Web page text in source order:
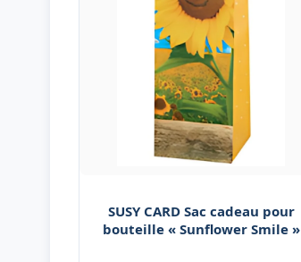
SUSY CARD Sac cadeau pour
bouteille « Sunflower Smile »